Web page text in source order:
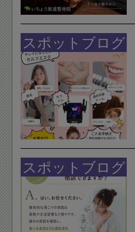
スポットブログ
スポットブログ